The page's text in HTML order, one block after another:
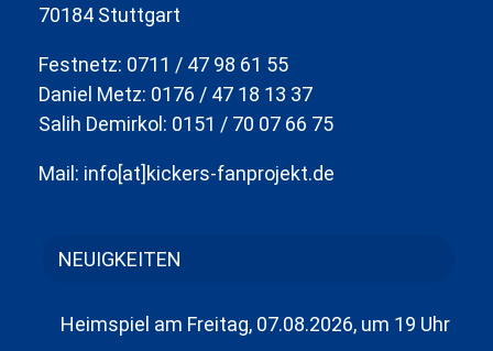
70184 Stuttgart
Festnetz: 0711 / 47 98 61 55
Daniel Metz: 0176 / 47 18 13 37
Salih Demirkol: 0151 / 70 07 66 75
Mail: info[at]kickers-fanprojekt.de
NEUIGKEITEN
Heimspiel am Freitag, 07.08.2026, um 19 Uhr